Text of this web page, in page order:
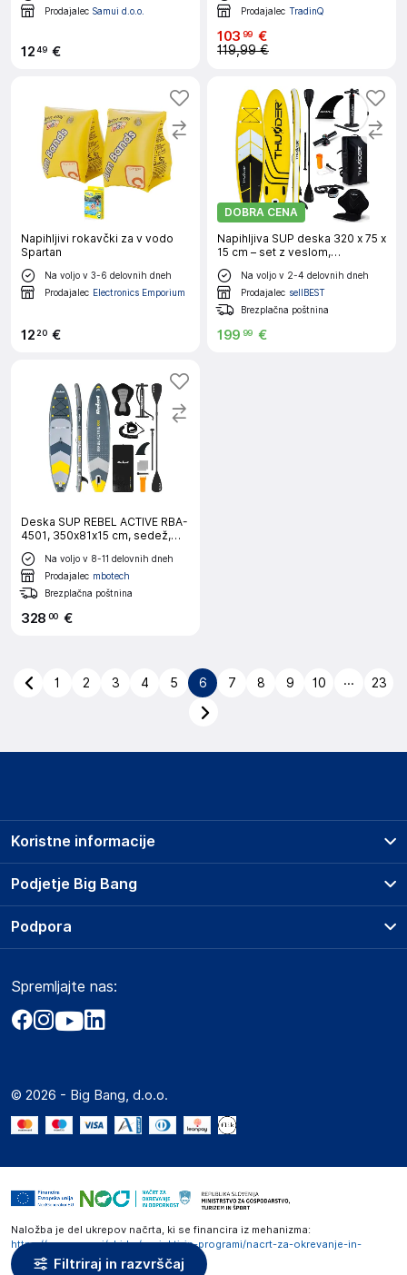
Filtriraj in razvrščaj
Prodajalec Samui d.o.o.
1249 €
Prodajalec TradinQ
103 99 €
119,99 €
Napihljivi rokavčki za v vodo
Spartan
Na voljo v 3-6 delovnih dneh
Prodajalec Electronics Emporium
12 20 €
DOBRA CENA
Napihljiva SUP deska 320 x 75 x
15 cm – set z veslom,
sedežem, torbo in pumpko
THUNDER® COAST-YELLOW
Na voljo v 2-4 delovnih dneh
Prodajalec sellBEST
Brezplačna poštnina
199 99 €
Deska SUP REBEL ACTIVE RBA-
4501, 350x81x15 cm, sedež,
170 kg
Na voljo v 8-11 delovnih dneh
Prodajalec mbotech
Brezplačna poštnina
328 00 €
1 2 3 4 5 6 7 8 9 10 ... 23
Podjetje Big Bang
O podjetju
Obvestila za javnost
Akt o digitalnih storitvah
Marketplace za partnerje
Novosti
Koristne informacije
Prodajna mesta
Storitve
Dostava, vnos in odvoz
Zavarovanje izdelkov
Podpora
Marketplace
Kako oddati naročilo?
Spremljajte nas:
© 2026 - Big Bang, d.o.o.
Naložba je del ukrepov načrta, ki se financira iz mehanizma:
https://www.gov.si/zbirke/projekti-in-programi/nacrt-za-okrevanje-in-
odpornost